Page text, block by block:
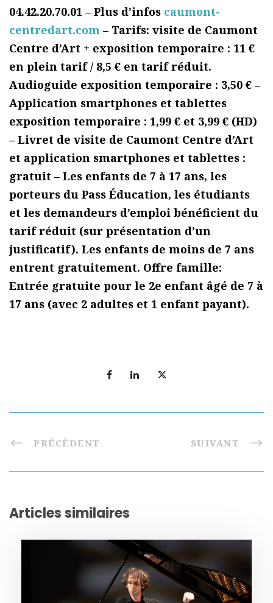
04.42.20.70.01 – Plus d’infos caumont-
centredart.com – Tarifs: visite de Caumont
Centre d’Art + exposition temporaire : 11 €
en plein tarif / 8,5 € en tarif réduit.
Audioguide exposition temporaire : 3,50 € –
Application smartphones et tablettes
exposition temporaire : 1,99 € et 3,99 € (HD)
– Livret de visite de Caumont Centre d’Art
et application smartphones et tablettes :
gratuit – Les enfants de 7 à 17 ans, les
porteurs du Pass Éducation, les étudiants
et les demandeurs d’emploi bénéficient du
tarif réduit (sur présentation d’un
justificatif). Les enfants de moins de 7 ans
entrent gratuitement. Offre famille:
Entrée gratuite pour le 2e enfant âgé de 7 à
17 ans (avec 2 adultes et 1 enfant payant).
PRÉCÉDENT SUIVANT
Articles similaires